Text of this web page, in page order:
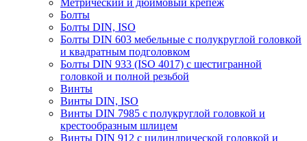
Метрический и дюймовый крепеж
Болты
Болты DIN, ISO
Болты DIN 603 мебельные с полукруглой головкой
и квадратным подголовком
Болты DIN 933 (ISO 4017) с шестигранной
головкой и полной резьбой
Винты
Винты DIN, ISO
Винты DIN 7985 с полукруглой головкой и
крестообразным шлицем
Винты DIN 912 с цилиндрической головкой и